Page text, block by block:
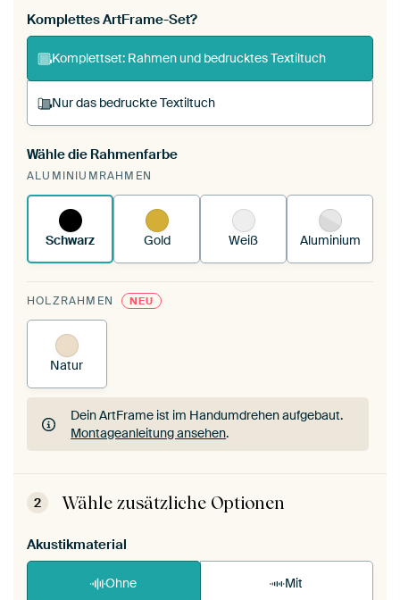
Komplettes ArtFrame-Set?
Komplettset: Rahmen und bedrucktes Textiltuch
Nur das bedruckte Textiltuch
Du spannst einen wechselbaren Textiltuch in
deinen vorhandenen ArtFrame™.
es.
Wähle die Rahmenfarbe
ALUMINIUMRAHMEN
Schwarz Gold Weiß Aluminium
HOLZRAHMEN NEU
Natur
Dein ArtFrame ist im Handumdrehen aufgebaut.
Montageanleitung ansehen.
Dein ArtFrame ist im Handumdrehen aufgebaut.
Montageanleitung ansehen
2 Wähle zusätzliche Optionen
Akustikmaterial
Ohne Mit